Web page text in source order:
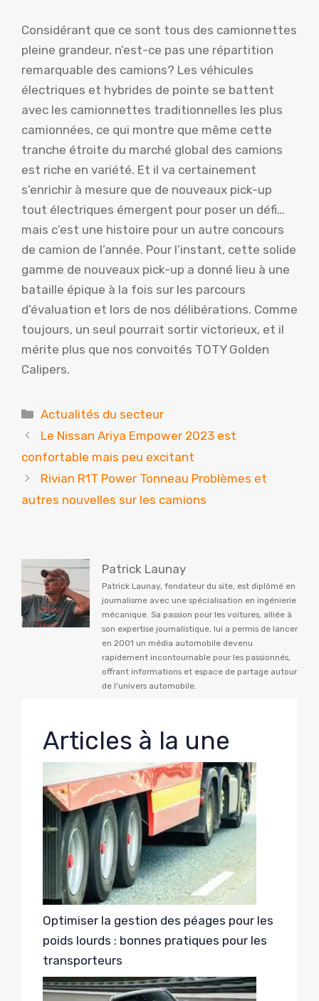
Considérant que ce sont tous des camionnettes
pleine grandeur, n’est-ce pas une répartition
remarquable des camions? Les véhicules
électriques et hybrides de pointe se battent
avec les camionnettes traditionnelles les plus
camionnées, ce qui montre que même cette
tranche étroite du marché global des camions
est riche en variété. Et il va certainement
s’enrichir à mesure que de nouveaux pick-up
tout électriques émergent pour poser un défi…
mais c’est une histoire pour un autre concours
de camion de l’année. Pour l’instant, cette solide
gamme de nouveaux pick-up a donné lieu à une
bataille épique à la fois sur les parcours
d’évaluation et lors de nos délibérations. Comme
toujours, un seul pourrait sortir victorieux, et il
mérite plus que nos convoités TOTY Golden
Calipers.
Catégories
Actualités du secteur
Le Nissan Ariya Empower 2023 est
confortable mais peu excitant
Rivian R1T Power Tonneau Problèmes et
autres nouvelles sur les camions
Patrick Launay
Patrick Launay, fondateur du site, est diplômé en
journalisme avec une spécialisation en ingénierie
mécanique. Sa passion pour les voitures, alliée à
son expertise journalistique, lui a permis de lancer
en 2001 un média automobile devenu
rapidement incontournable pour les passionnés,
offrant informations et espace de partage autour
de l'univers automobile.
Articles à la une
Optimiser la gestion des péages pour les
poids lourds : bonnes pratiques pour les
transporteurs